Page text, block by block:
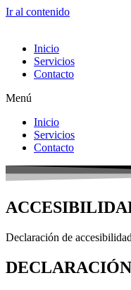
Ir al contenido
Inicio
Servicios
Contacto
Menú
Inicio
Servicios
Contacto
Declaración de